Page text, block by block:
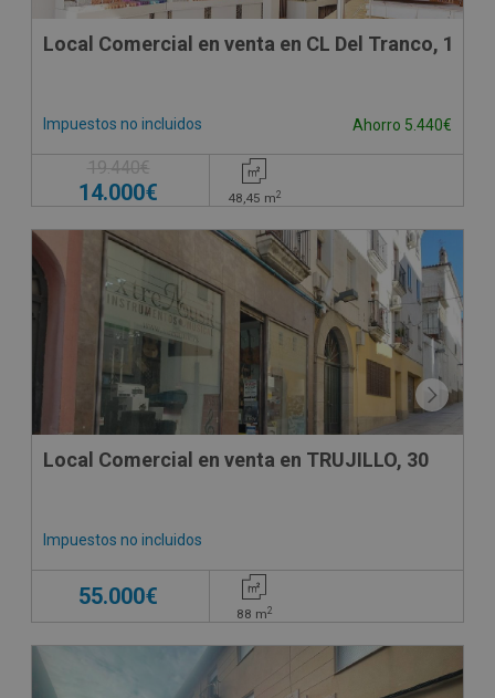
Local Comercial en venta en CL Del Tranco, 1
Impuestos no incluidos Ahorro 5.440€
19.440€
14.000€ 48,45 m2
CONDICIONES ESPECIALES
Local Comercial en venta en TRUJILLO, 30
Impuestos no incluidos
55.000€
88 m2